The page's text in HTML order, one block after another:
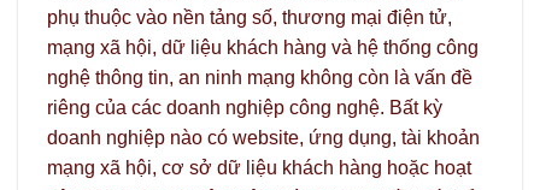
phụ thuộc vào nền tảng số, thương mại điện tử,
mạng xã hội, dữ liệu khách hàng và hệ thống công
nghệ thông tin, an ninh mạng không còn là vấn đề
riêng của các doanh nghiệp công nghệ. Bất kỳ
doanh nghiệp nào có website, ứng dụng, tài khoản
mạng xã hội, cơ sở dữ liệu khách hàng hoặc hoạt